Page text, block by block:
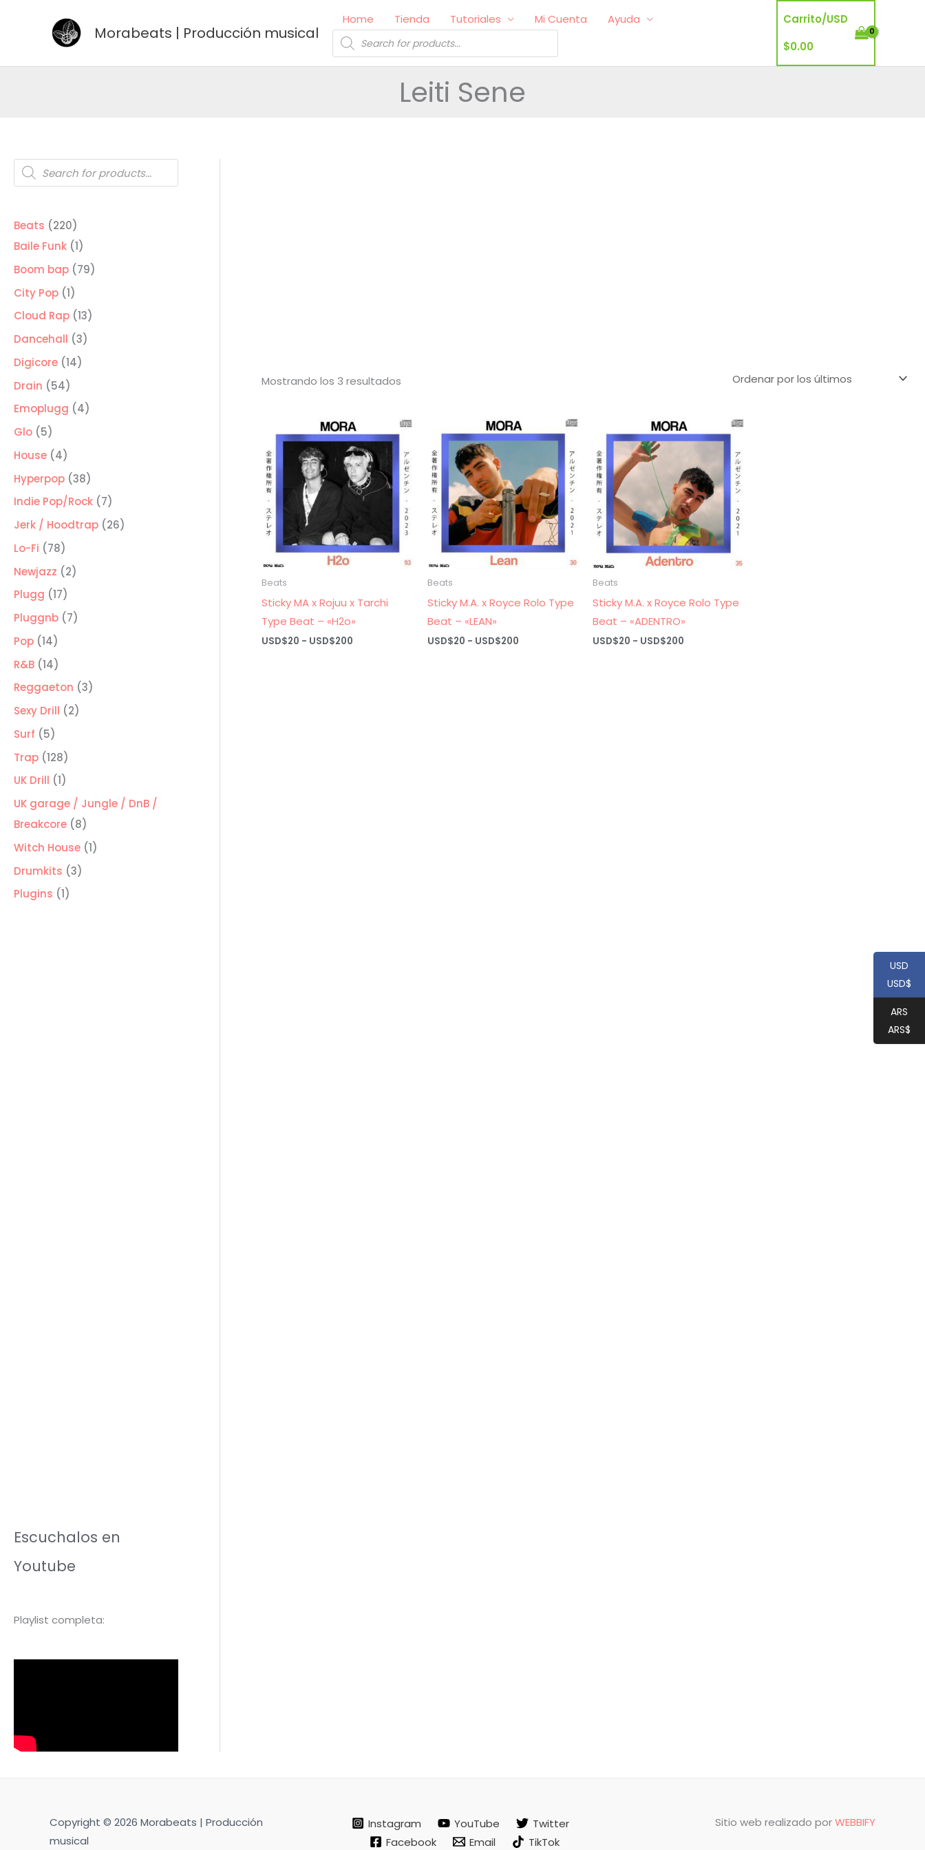
Morabeats | Producción musical
Home Tienda Tutoriales Mi Cuenta
Ayuda
Búsqueda
de
productos
Carrito/USD
$0.00
Leiti Sene
Búsqueda
de
productos
Beats 220220
productos
Baile Funk 11
producto
Boom bap 7979
City Pop 11
producto
Cloud Rap 1313
Dancehall 33
Digicore 1414
Drain 5454
productos
Emoplugg 44
Glo 55
productos
House 44
productos
Hyperpop 3838
productos
Indie Pop/Rock 77
productos
Jerk / Hoodtrap 2626
Lo-Fi 7878
productos
Newjazz 22
Plugg 1717
productos
Pluggnb 77
Pop 1414
productos
R&B 1414
productos
Reggaeton 33
Sexy Drill 22
Surf 55
productos
Trap 128128
productos
UK Drill 11
producto
UK garage / Jungle / DnB /
Breakcore
88
productos
Witch House 11
Drumkits 33
Plugins 11
Escuchalos en
Youtube
Playlist completa:
Mostrando los 3 resultadosOrdenado
Beats
Sticky MA x Rojuu x Tarchi
Type Beat – «H2o»
USD$20 - USD$200Rango
Beats
Sticky M.A. x Royce Rolo Type
Beat – «LEAN»
USD$20 - USD$200Rango
Beats
Sticky M.A. x Royce Rolo Type
Beat – «ADENTRO»
USD$20 - USD$200
Copyright © 2026 Morabeats | Producción
musical
Instagram YouTube
Twitter
Facebook
Email TikTok
Sitio web realizado porWEBBIFY
USD
USD$
ARS
ARS$